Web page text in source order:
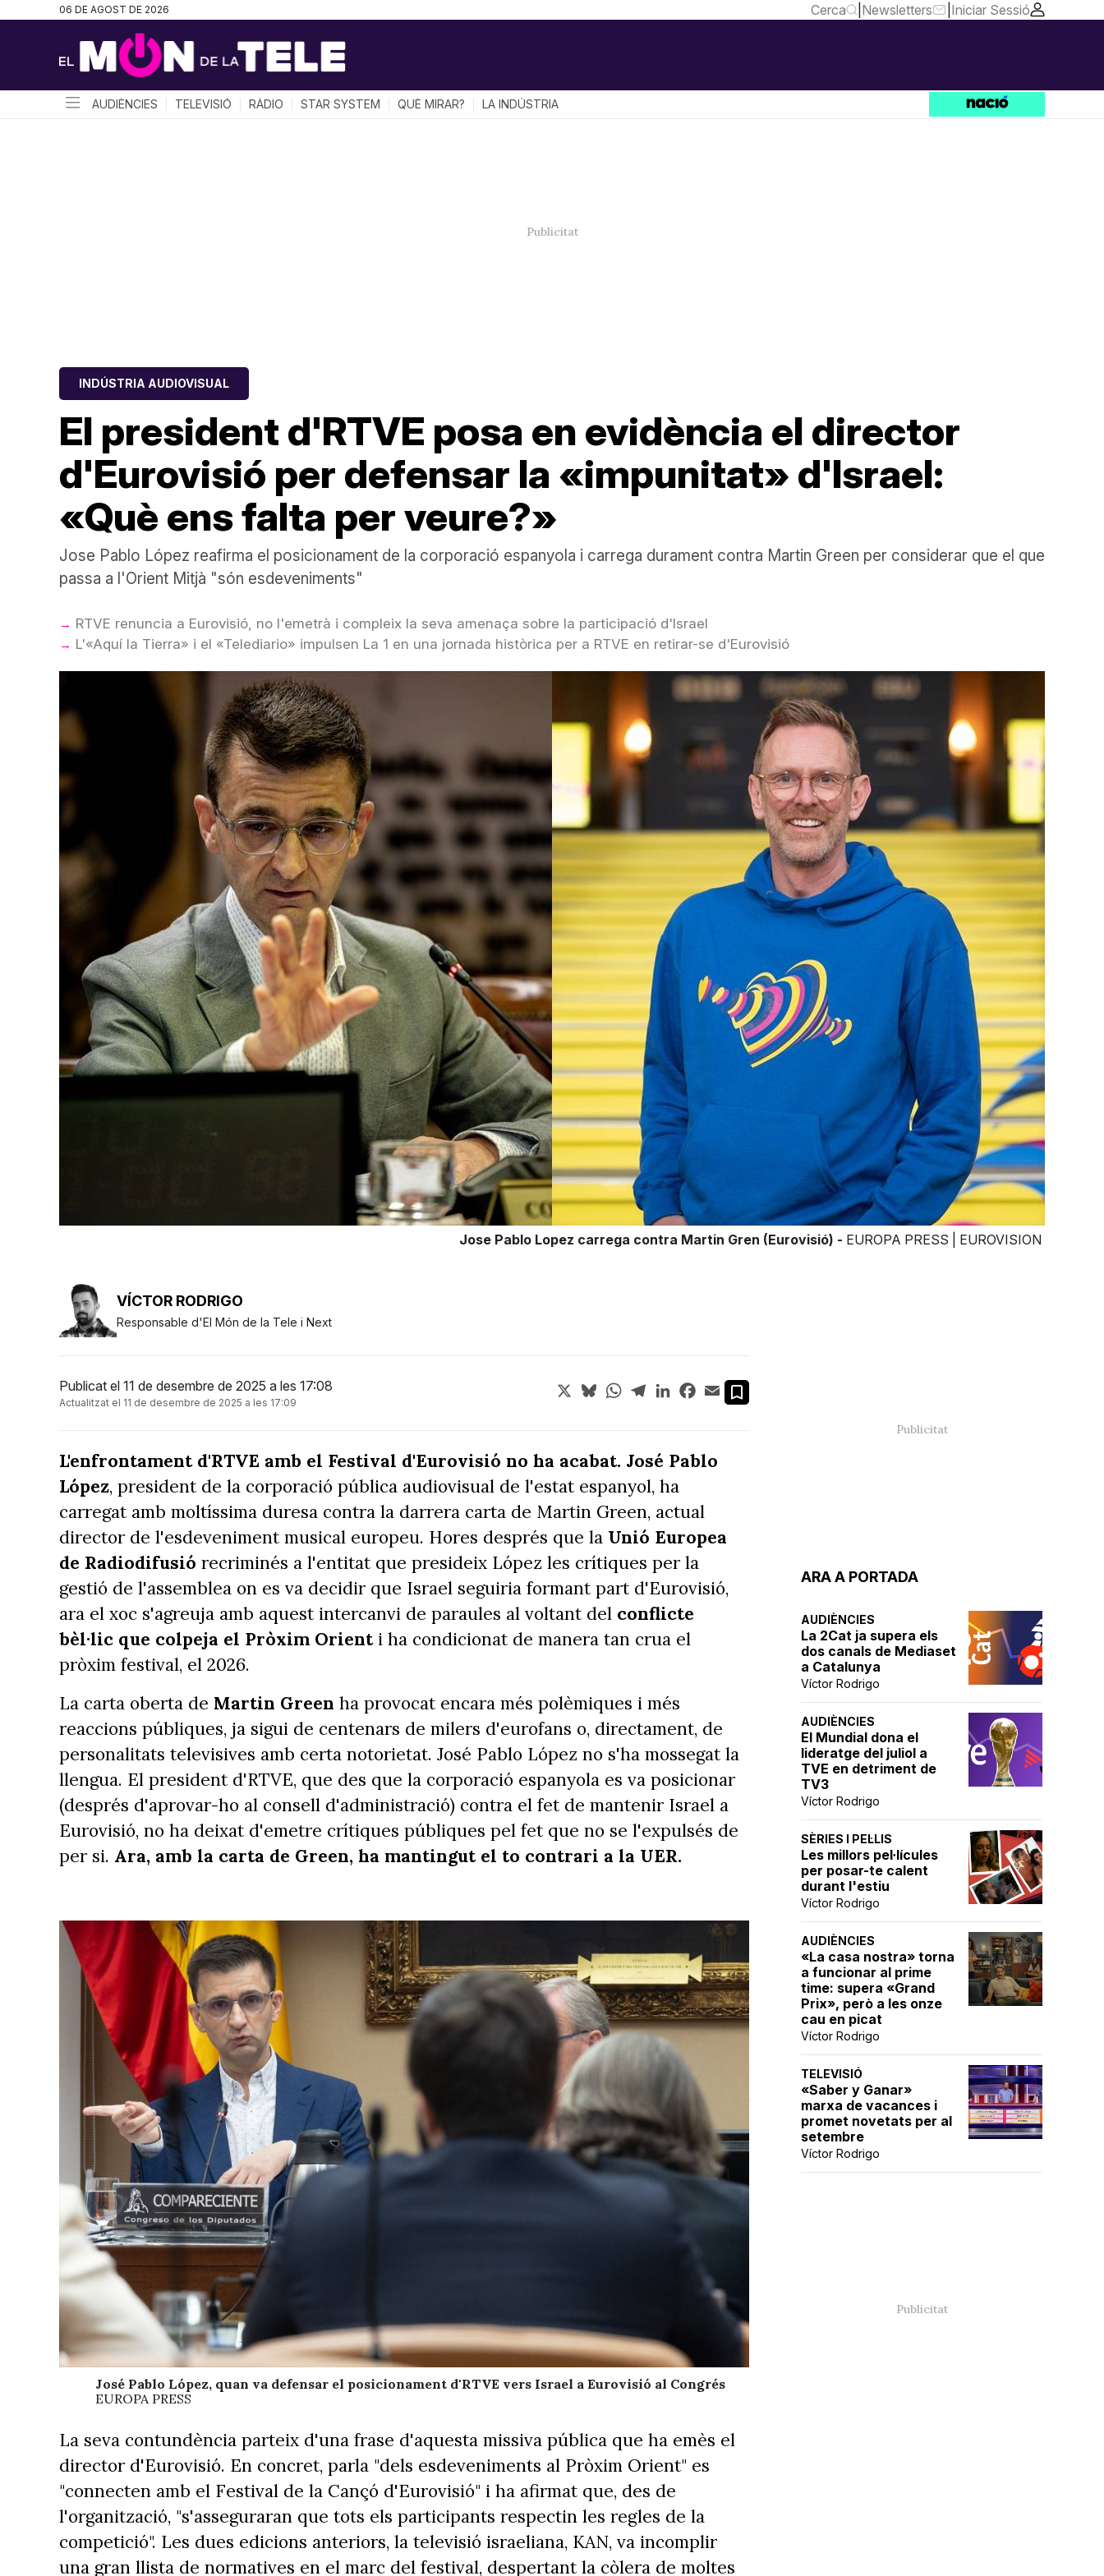
06 DE AGOST DE 2026 Cerca Newsletters Iniciar Sessió
AUDIÈNCIES TELEVISIÓ RÀDIO STAR SYSTEM QUÈ MIRAR? LA INDÚSTRIA
El president d'RTVE posa en evidència el director
d'Eurovisió per defensar la «impunitat» d'Israel:
«Què ens falta per veure?»
INDÚSTRIA AUDIOVISUAL
Jose Pablo López reafirma el posicionament de la corporació espanyola i carrega durament contra Martin Green per considerar que el que
passa a l'Orient Mitjà "són esdeveniments"
RTVE renuncia a Eurovisió, no l'emetrà i compleix la seva amenaça sobre la participació d'Israel
L'«Aquí la Tierra» i el «Telediario» impulsen La 1 en una jornada històrica per a RTVE en retirar-se d'Eurovisió
Jose Pablo Lopez carrega contra Martin Gren (Eurovisió) - EUROPA PRESS | EUROVISION
ARA A PORTADA
AUDIÈNCIES
La 2Cat ja supera els
dos canals de Mediaset
a Catalunya
Víctor Rodrigo
AUDIÈNCIES
El Mundial dona el
lideratge del juliol a
TVE en detriment de
TV3
Víctor Rodrigo
SÈRIES I PEL·LIS
Les millors pel·lícules
per posar-te calent
durant l'estiu
Víctor Rodrigo
AUDIÈNCIES
«La casa nostra» torna
a funcionar al prime
time: supera «Grand
Prix», però a les onze
cau en picat
Víctor Rodrigo
TELEVISIÓ
«Saber y Ganar»
marxa de vacances i
promet novetats per al
setembre
Víctor Rodrigo
VÍCTOR RODRIGO
Responsable d'El Món de la Tele i Next
Publicat el 11 de desembre de 2025 a les 17:08
Actualitzat el 11 de desembre de 2025 a les 17:09
X BlueskyWhatsApp
TelegramLinkedInFacebook
Email
L'enfrontament d'RTVE amb el Festival d'Eurovisió no ha acabat. José Pablo
López, president de la corporació pública audiovisual de l'estat espanyol, ha
carregat amb moltíssima duresa contra la darrera carta de Martin Green, actual
director de l'esdeveniment musical europeu. Hores després que la Unió Europea
de Radiodifusió recriminés a l'entitat que presideix López les crítiques per la
gestió de l'assemblea on es va decidir que Israel seguiria formant part d'Eurovisió,
ara el xoc s'agreuja amb aquest intercanvi de paraules al voltant del conflicte
bèl·lic que colpeja el Pròxim Orienti ha condicionat de manera tan crua el
pròxim festival, el 2026.
La carta oberta de Martin Green ha provocat encara més polèmiques i més
reaccions públiques, ja sigui de centenars de milers d'eurofans o, directament, de
personalitats televisives amb certa notorietat. José Pablo López no s'ha mossegat la
llengua. El president d'RTVE, que des que la corporació espanyola es va posicionar
(després d'aprovar-ho al consell d'administració) contra el fet de mantenir Israel a
Eurovisió, no ha deixat d'emetre crítiques públiques pel fet que no se l'expulsés de
per si. Ara, amb la carta de Green, ha mantingut el to contrari a la UER.
José Pablo López, quan va defensar el posicionament d'RTVE vers Israel a Eurovisió al Congrés
EUROPA PRESS
La seva contundència parteix d'una frase d'aquesta missiva pública que ha emès el
director d'Eurovisió. En concret, parla "dels esdeveniments al Pròxim Orient" es
"connecten amb el Festival de la Cançó d'Eurovisió" i ha afirmat que, des de
l'organització, "s'asseguraran que tots els participants respectin les regles de la
competició". Les dues edicions anteriors, la televisió israeliana, KAN, va incomplir
una gran llista de normatives en el marc del festival, despertant la còlera de moltes